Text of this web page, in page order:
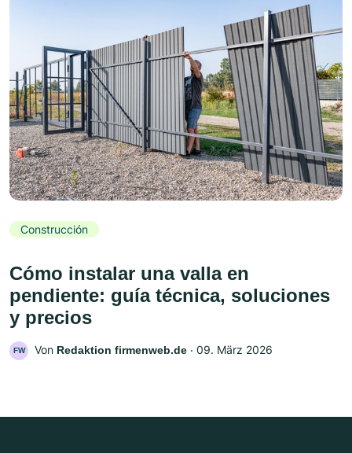
Construcción
Cómo instalar una valla en
pendiente: guía técnica, soluciones
y precios
FW Von Redaktion firmenweb.de ‧ 09. März 2026